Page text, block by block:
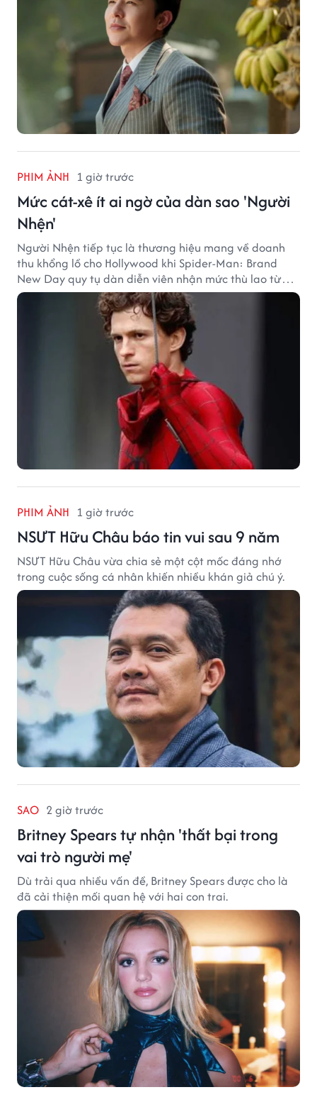
PHIM ẢNH 1 giờ trước
Mức cát-xê ít ai ngờ của dàn sao 'Người
Nhện'
Người Nhện tiếp tục là thương hiệu mang về doanh
thu khổng lồ cho Hollywood khi Spider-Man: Brand
New Day quy tụ dàn diễn viên nhận mức thù lao từ
hàng chục đến hàng trăm tỷ đồng. Thành công phòng
vé của bộ phim cũng giúp nhiều ngôi sao sở hữu khoản
thu nhập đáng mơ ước.
PHIM ẢNH 1 giờ trước
NSƯT Hữu Châu báo tin vui sau 9 năm
NSƯT Hữu Châu vừa chia sẻ một cột mốc đáng nhớ
trong cuộc sống cá nhân khiến nhiều khán giả chú ý.
SAO 2 giờ trước
Britney Spears tự nhận 'thất bại trong
vai trò người mẹ'
Dù trải qua nhiều vấn đề, Britney Spears được cho là
đã cải thiện mối quan hệ với hai con trai.